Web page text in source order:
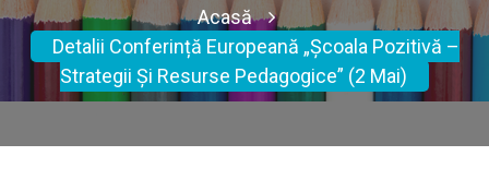
Acasă
Detalii Conferință Europeană „Școala Pozitivă –
Strategii Și Resurse Pedagogice” (2 Mai)